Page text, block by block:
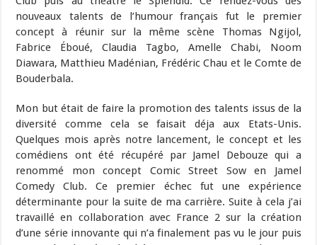
nouveaux talents de l’humour français fut le premier
concept à réunir sur la même scène Thomas Ngijol,
Fabrice Éboué, Claudia Tagbo, Amelle Chabi, Noom
Diawara, Matthieu Madénian, Frédéric Chau et le Comte de
Bouderbala.
Mon but était de faire la promotion des talents issus de la
diversité comme cela se faisait déja aux Etats-Unis.
Quelques mois après notre lancement, le concept et les
comédiens ont été récupéré par Jamel Debouze qui a
renommé mon concept Comic Street Sow en Jamel
Comedy Club. Ce premier échec fut une expérience
déterminante pour la suite de ma carrière. Suite à cela j’ai
travaillé en collaboration avec France 2 sur la création
d’une série innovante qui n’a finalement pas vu le jour puis